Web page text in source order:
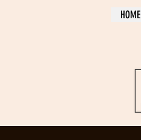
HOME